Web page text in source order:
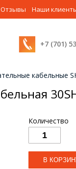
Отзывы Наши
+7 (701)
кабельные
Количество